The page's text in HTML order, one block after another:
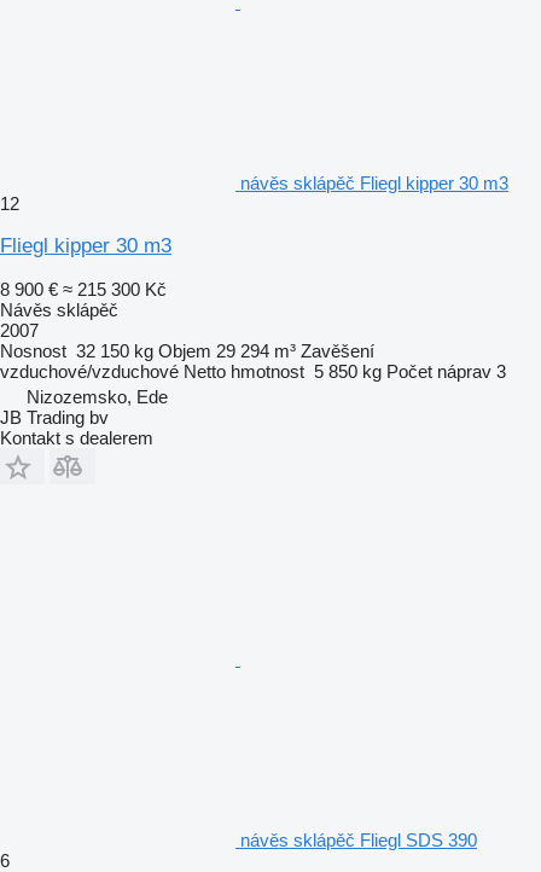
návěs sklápěč Fliegl kipper 30 m3
12
Fliegl kipper 30 m3
8 900 € ≈ 215 300 Kč
Návěs sklápěč
2007
Nosnost 32 150 kg Objem 29 294 m³ Zavěšení
vzduchové/vzduchové Netto hmotnost 5 850 kg Počet náprav 3
Nizozemsko, Ede
JB Trading bv
Kontakt s dealerem
návěs sklápěč Fliegl SDS 390
6